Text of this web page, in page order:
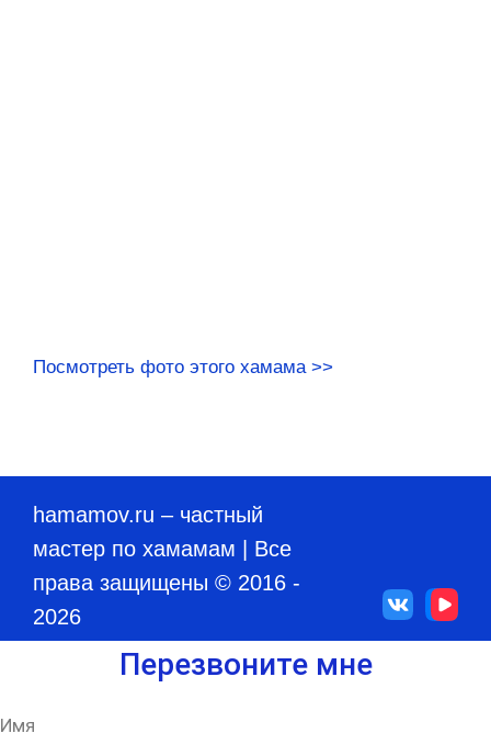
Посмотреть фото этого хамама >>
hamamov.ru – частный
мастер по хамамам | Все
права защищены © 2016 -
2026
Перезвоните мне
Имя